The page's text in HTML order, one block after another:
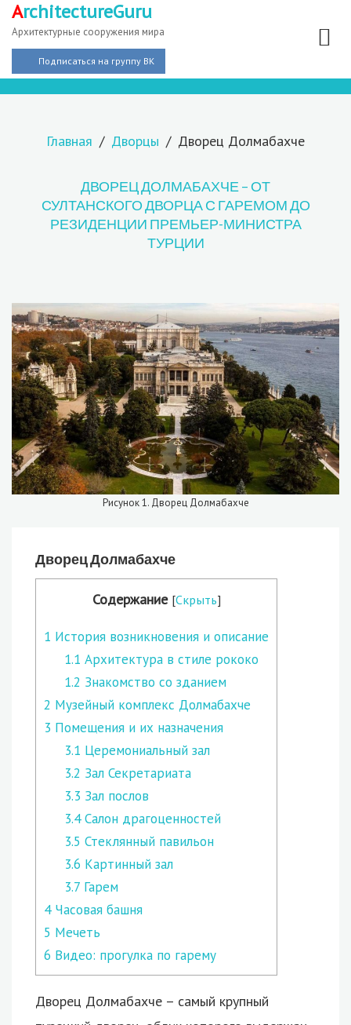
ArchitectureGuru
Архитектурные сооружения мира
Подписаться на группу ВК
Главная Дворцы Дворец Долмабахче
ДВОРЕЦ ДОЛМАБАХЧЕ – ОТ
СУЛТАНСКОГО ДВОРЦА С ГАРЕМОМ ДО
РЕЗИДЕНЦИИ ПРЕМЬЕР-МИНИСТРА
ТУРЦИИ
Рисунок 1. Дворец Долмабахче
Дворец Долмабахче
Содержание [Скрыть]
1 История возникновения и описание
1.1 Архитектура в стиле рококо
1.2 Знакомство со зданием
2 Музейный комплекс Долмабахче
3 Помещения и их назначения
3.1 Церемониальный зал
3.2 Зал Секретариата
3.3 Зал послов
3.4Салон драгоценностей
3.5 Стеклянный павильон
3.6 Картинный зал
3.7Гарем
4Часовая башня
5 Мечеть
6 Видео: прогулка по гарему
Дворец Долмабахче – самый крупный